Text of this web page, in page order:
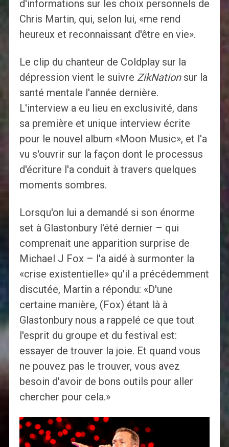
d'informations sur les choix personnels de
Chris Martin, qui, selon lui, «me rend
heureux et reconnaissant d'être en vie».
Le clip du chanteur de Coldplay sur la
dépression vient le suivre ZikNationsur la
santé mentale l'année dernière.
L'interview a eu lieu en exclusivité, dans
sa première et unique interview écrite
pour le nouvel album «Moon Music», et l'a
vu s'ouvrir sur la façon dont le processus
d'écriture l'a conduit à travers quelques
moments sombres.
Lorsqu'on lui a demandé si son énorme
set à Glastonbury l'été dernier – qui
comprenait une apparition surprise de
Michael J Fox – l'a aidé à surmonter la
«crise existentielle» qu'il a précédemment
discutée, Martin a répondu: «D'une
certaine manière, (Fox) étant là à
Glastonbury nous a rappelé ce que tout
l'esprit du groupe et du festival est:
essayer de trouver la joie. Et quand vous
ne pouvez pas le trouver, vous avez
besoin d'avoir de bons outils pour aller
chercher pour cela.»